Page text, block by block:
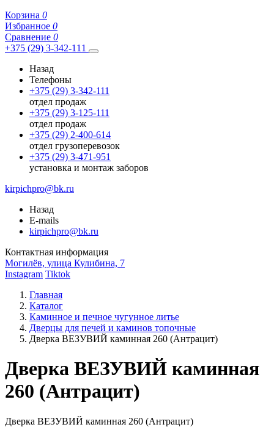
Корзина 0
Избранное 0
Сравнение 0
+375 (29) 3-342-111
Назад
Телефоны
+375 (29) 3-342-111
отдел продаж
+375 (29) 3-125-111
отдел продаж
+375 (29) 2-400-614
отдел грузоперевозок
+375 (29) 3-471-951
установка и монтаж заборов
kirpichpro@bk.ru
Назад
E-mails
kirpichpro@bk.ru
Контактная информация
Могилёв, улица Кулибина, 7
Instagram Tiktok
Главная
Каталог
Каминное и печное чугунное литье
Дверцы для печей и каминов топочные
Дверка ВЕЗУВИЙ каминная 260 (Антрацит)
Дверка ВЕЗУВИЙ каминная
260 (Антрацит)
Дверка ВЕЗУВИЙ каминная 260 (Антрацит)